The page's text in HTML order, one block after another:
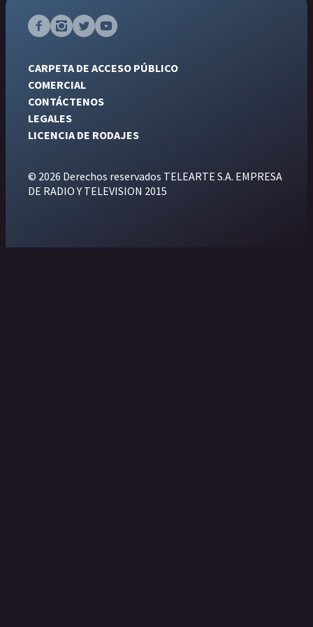
CARPETA DE ACCESO PÚBLICO
COMERCIAL
CONTÁCTENOS
LEGALES
LICENCIA DE RODAJES
© 2026 Derechos reservados TELEARTE S.A. EMPRESA
DE RADIO Y TELEVISION 2015